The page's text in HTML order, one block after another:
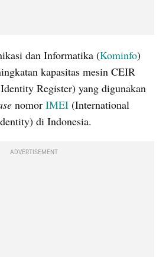
dan Informatika (Kominfo)
kapasitas mesin CEIR
Register) yang digunakan
nomor IMEI (International
di Indonesia.
ADVERTISEMENT